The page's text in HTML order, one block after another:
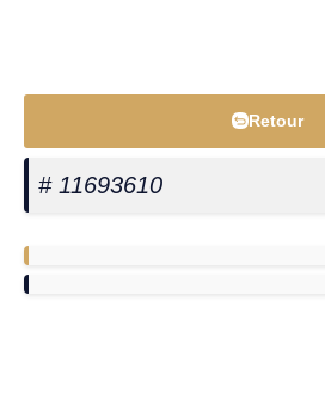
Retour
# 11693610